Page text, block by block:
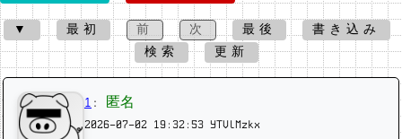
▼ 最初 前 次 最後
書き込み
検索
更新
1 : 匿名
2026-07-02 19:32:53 YTVlMzkx